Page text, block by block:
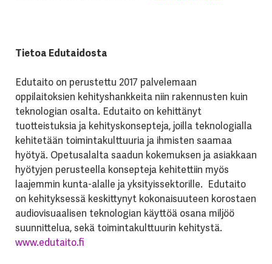
Tietoa Edutaidosta
Edutaito on perustettu 2017 palvelemaan
oppilaitoksien kehityshankkeita niin rakennusten kuin
teknologian osalta. Edutaito on kehittänyt
tuotteistuksia ja kehityskonsepteja, joilla teknologialla
kehitetään toimintakulttuuria ja ihmisten saamaa
hyötyä. Opetusalalta saadun kokemuksen ja asiakkaan
hyötyjen perusteella konsepteja kehitettiin myös
laajemmin kunta-alalle ja yksityissektorille. Edutaito
on kehityksessä keskittynyt kokonaisuuteen korostaen
audiovisuaalisen teknologian käyttöä osana miljöö
suunnittelua, sekä toimintakulttuurin kehitystä.
www.edutaito.fi